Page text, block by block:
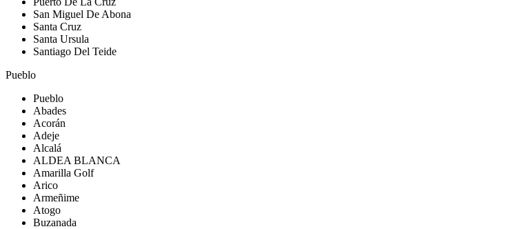
San Miguel De Abona
Santa Cruz
Santa Ursula
Santiago Del Teide
Pueblo
Pueblo
Abades
Acorán
Adeje
Alcalá
ALDEA BLANCA
Amarilla Golf
Arico
Armeñime
Atogo
Buzanada